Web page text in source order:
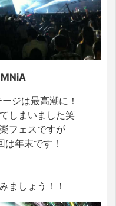
ジは最高潮に！
しまいました笑
フェスですが
年末です！
ましょう！！